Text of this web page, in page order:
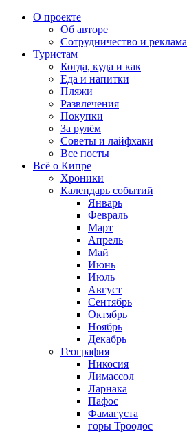
О проекте
Об авторе
Сотрудничество и реклама
Туристам
Когда, куда и как
Еда и напитки
Пляжи
Развлечения
Покупки
За рулём
Советы и лайфхаки
Все посты
Всё о Кипре
Хроники
Календарь событий
Январь
Февраль
Март
Апрель
Май
Июнь
Июль
Август
Сентябрь
Октябрь
Ноябрь
Декабрь
География
Никосия
Лимассол
Ларнака
Пафос
Фамагуста
горы Троодос